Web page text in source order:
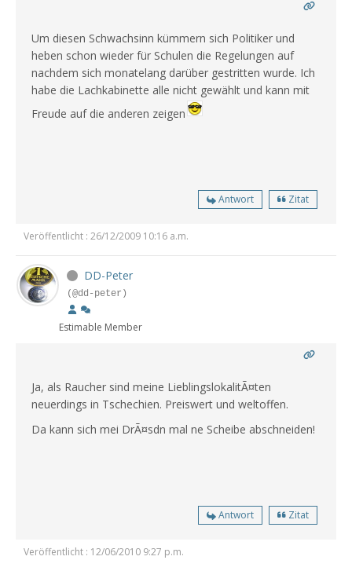
Um diesen Schwachsinn kümmern sich Politiker und
heben schon wieder für Schulen die Regelungen auf
nachdem sich monatelang darüber gestritten wurde. Ich
habe die Lachkabinette alle nicht gewählt und kann mit
Freude auf die anderen zeigen
Antwort Zitat
Veröffentlicht : 26/12/2009 10:16 a.m.
DD-Peter
(@dd-peter)
Estimable Member
Ja, als Raucher sind meine LieblingslokalitÃ¤ten
neuerdings in Tschechien. Preiswert und weltoffen.
Da kann sich mei DrÃ¤sdn mal ne Scheibe abschneiden!
Antwort Zitat
Veröffentlicht : 12/06/2010 9:27 p.m.